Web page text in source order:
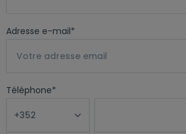
Adresse e-mail*
Téléphone*